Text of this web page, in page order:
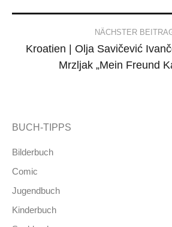
NÄCHSTER
Kroatien | Olja Savičević
Mrzljak „Mein Freund
BUCH-TIPPS
Bilderbuch
Comic
Jugendbuch
Kinderbuch